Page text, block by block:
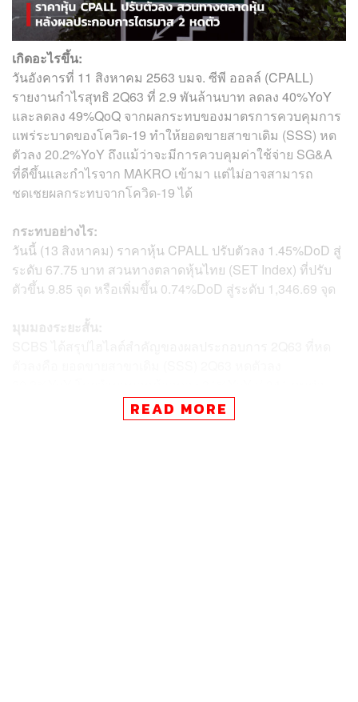
เกิดอะไรขึ้น:
วันอังคารที่ 11 สิงหาคม 2563 บมจ. ซีพี ออลล์ (CPALL)
รายงานกำไรสุทธิ 2Q63 ที่ 2.9 พันล้านบาท ลดลง 40%YoY
และลดลง 49%QoQ จากผลกระทบของมาตรการควบคุมการ
แพร่ระบาดของโควิด-19 ทำให้ยอดขายสาขาเดิม (SSS) หด
ตัวลง 20.2%YoY ถึงแม้ว่าจะมีการควบคุมค่าใช้จ่าย SG&A
ที่ดีขึ้นและกำไรจาก MAKRO เข้ามา แต่ไม่อาจสามารถ
ชดเชยผลกระทบจากโควิด-19 ได้
กระทบอย่างไร:
วันนี้ (13 สิงหาคม) ราคาหุ้น CPALL ปรับตัวลง 1.45%DoD สู่
ระดับ 67.75 บาท สวนทางตลาดหุ้นไทย (SET Index) ที่ปรับ
ตัวขึ้น 9.85 จุด หรือเพิ่มขึ้น 0.74%DoD สู่ระดับ 1,346.69 จุด
มุมมองระยะสั้น:
สาขาต่อวัน ซึ่งเป็นผลกระทบจากมาตรการควบคุมการแพร่
ระบาดของโควิด-19 (การจำกัดการเดินทางข้ามจังหวัด
READ MORE